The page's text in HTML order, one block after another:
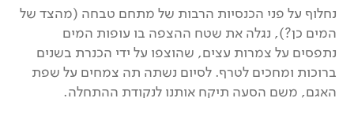
נחלוף על פני הכנסיות הרבות של מתחם טבחה (מהצד של
המים כן?), נגלה את שטח ההצפה בו עופות המים
נתפסים על צמרות עצים, שהוצפו על ידי הכנרת בשנים
ברוכות ומחכים לטרף. לסיום נשתה תה צמחים על שפת
האגם, משם הסעה תיקח אותנו לנקודת ההתחלה.